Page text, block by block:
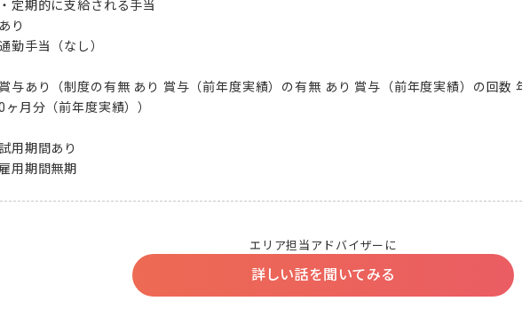
・定期的に支給される手当
あり
通勤手当（なし）
賞与あり（制度の有無 あり 賞与（前年度実績）の有無 あり 賞与（前年度実績）の回数
ヶ月分（前年度実績））
試用期間あり
雇用期間無期
エリア担当アドバイザーに
詳しい話を聞いてみる